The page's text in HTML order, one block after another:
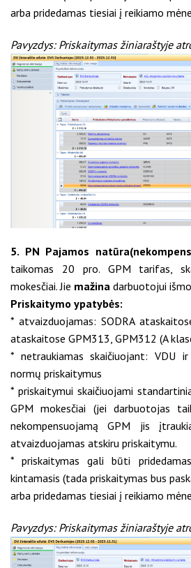
arba pridedamas tiesiai į reikiamo
Pavyzdys: Priskaitymas žiniaraštyje
5. PN Pajamos
taikomas 20 pro. GPM tarifas,
mokesčiai. Jie mažina darbuotojui
Priskaitymo ypatybės:
* atvaizduojamas: SODRA
ataskaitose GPM313, GPM312 (A
* netraukiamas skaičiuojant: VDU
normų priskaitymus
* priskaitymui skaičiuojami
GPM mokesčiai (jei darbuotojas
nekompensuojamą GPM jis
atvaizduojamas atskiru priskaitymu.
* priskaitymas gali būti
kintamasis (tada priskaitymas bus
arba pridedamas tiesiai į reikiamo
Pavyzdys: Priskaitymas žiniaraštyje